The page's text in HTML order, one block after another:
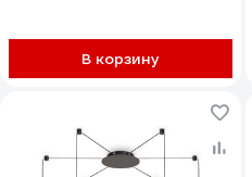
В корзину